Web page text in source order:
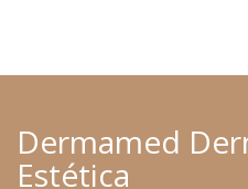
Dermamed
Estética